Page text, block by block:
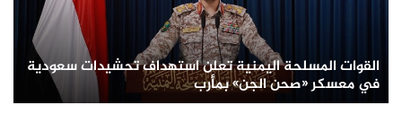
القوات المسلحة اليمنية تعلن استهداف تحشيدات سعودية
في معسكر «صحن الجن» بمأرب